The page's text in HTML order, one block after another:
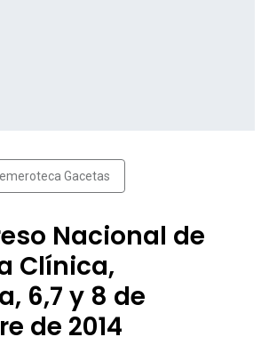
Gacetas
Nacional de
Clínica,
6,7 y 8 de
de 2014